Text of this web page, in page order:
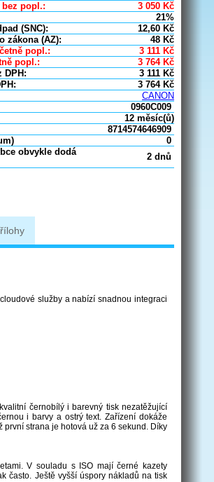
bez popl.: 3 050 Kč
21%
(SNC):
12,60 Kč
zákona (AZ):
48 Kč
popl.:
3 111 Kč
popl.:
3 764 Kč
DPH:
3 111 Kč
3 764 Kč
CANON
0960C009
12 měsíc(ů)
8714574646909
0
obvykle dodá
2 dnů
služby a nabízí snadnou integraci
černobílý i barevný tisk nezatěžující
i barvy a ostrý text. Zařízení dokáže
první strana je hotová už za 6 sekund. Díky
V souladu s ISO mají černé kazety
často. Ještě vyšší úspory nákladů na tisk